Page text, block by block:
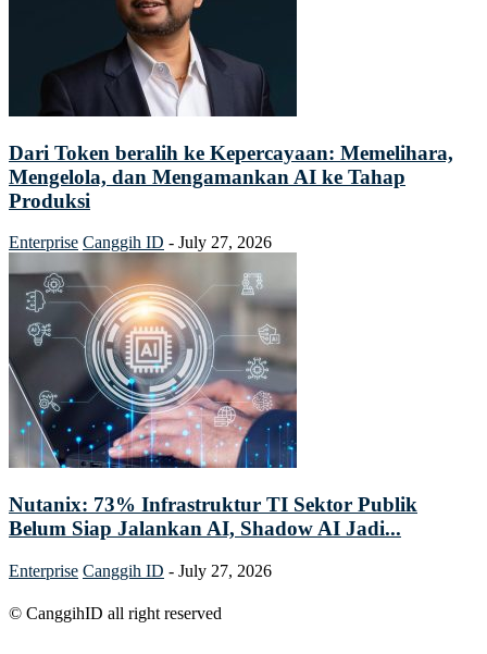
Dari Token beralih ke Kepercayaan: Memelihara,
Mengelola, dan Mengamankan AI ke Tahap
Produksi
Enterprise Canggih ID - July 27, 2026
Nutanix: 73% Infrastruktur TI Sektor Publik
Belum Siap Jalankan AI, Shadow AI Jadi...
Enterprise Canggih ID - July 27, 2026
© CanggihID all right reserved